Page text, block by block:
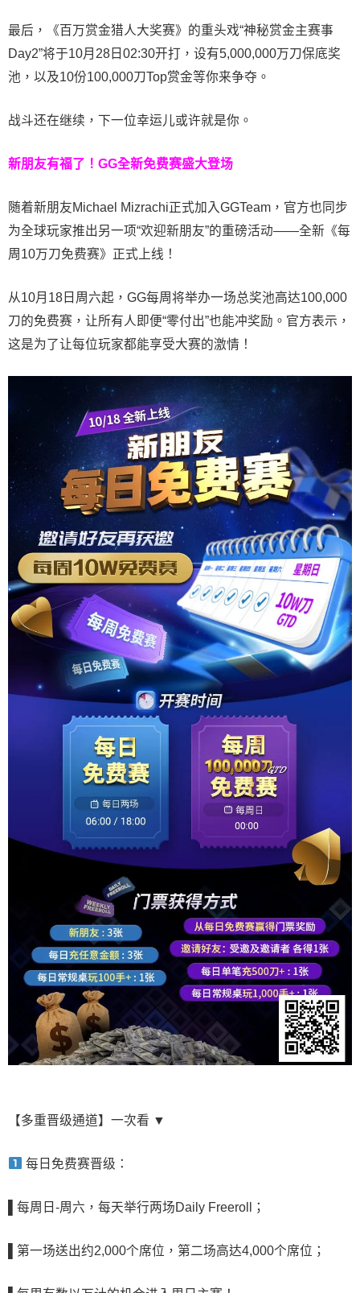
最后，《百万赏金猎人大奖赛》的重头戏“神秘赏金主赛事
Day2”将于10月28日02:30开打，设有5,000,000万刀保底奖
池，以及10份100,000刀Top赏金等你来争夺。
战斗还在继续，下一位幸运儿或许就是你。
新朋友有福了！ GG全新免费赛盛大登场
随着新朋友Michael Mizrachi正式加入GGTeam，官方也同步
为全球玩家推出另一项“欢迎新朋友”的重磅活动——全新《每
周10万刀免费赛》正式上线！
从10月18日周六起，GG每周将举办一场总奖池高达100,000
刀的免费赛，让所有人即便“零付出”也能冲奖励。官方表示，
这是为了让每位玩家都能享受大赛的激情！
【多重晋级通道】一次看 ▼
每日免费赛晋级：
每周日-周六，每天举行两场Daily Freeroll；
第一场送出约2,000个席位，第二场高达4,000个席位 ；